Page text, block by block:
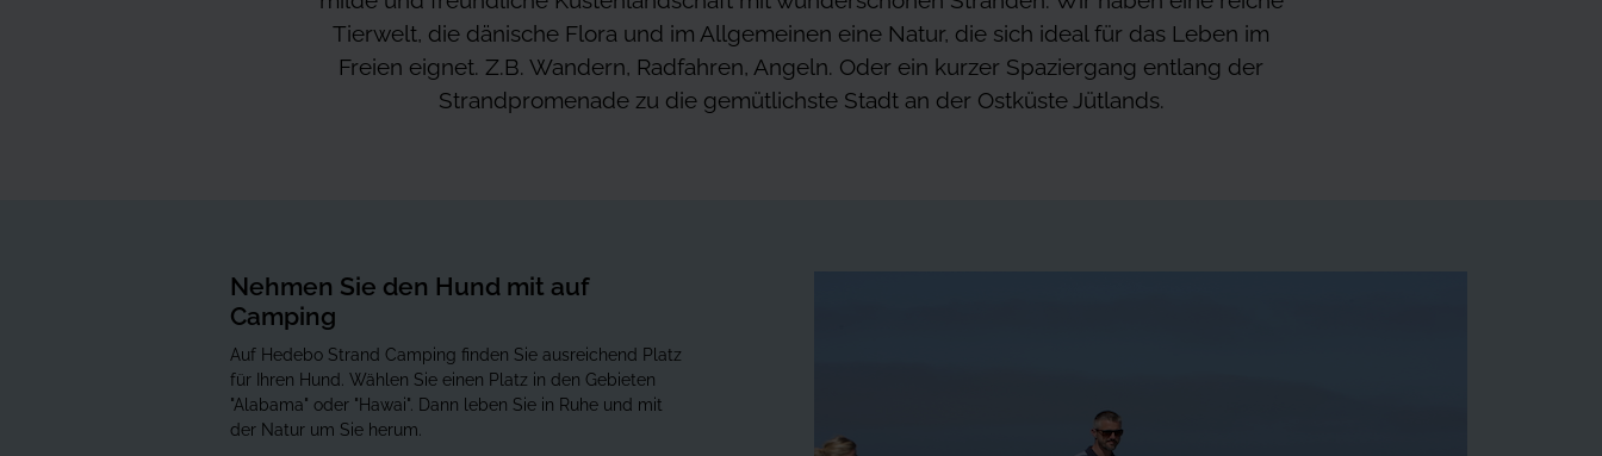
Tierwelt, die dänische Flora und im Allgemeinen eine Natur, die sich ideal für das Leben im
Freien eignet. Z.B. Wandern, Radfahren, Angeln. Oder ein kurzer Spaziergang entlang der
Strandpromenade zu die gemütlichste Stadt an der Ostküste Jütlands.
Nehmen Sie den Hund mit auf
Camping
Auf Hedebo Strand Camping finden Sie ausreichend Platz
für Ihren Hund. Wählen Sie einen Platz in den Gebieten
"Alabama" oder "Hawai". Dann leben Sie in Ruhe und mit
der Natur um Sie herum.